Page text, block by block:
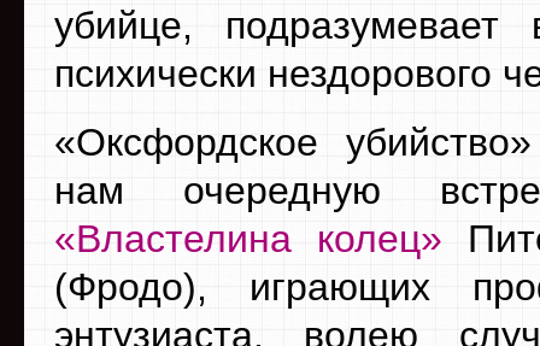
убийце,
психически нездорового
«Оксфордское
нам очередную
«Властелина колец»
(Фродо), играющих
энтузиаста, волею